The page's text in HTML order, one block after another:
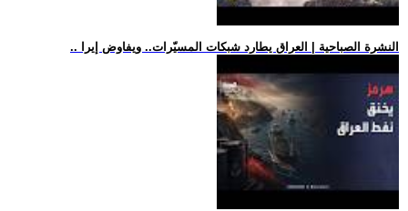
.. النشرة الصباحية | العراق يطارد شبكات المسيّرات.. ويفاوض إيرا